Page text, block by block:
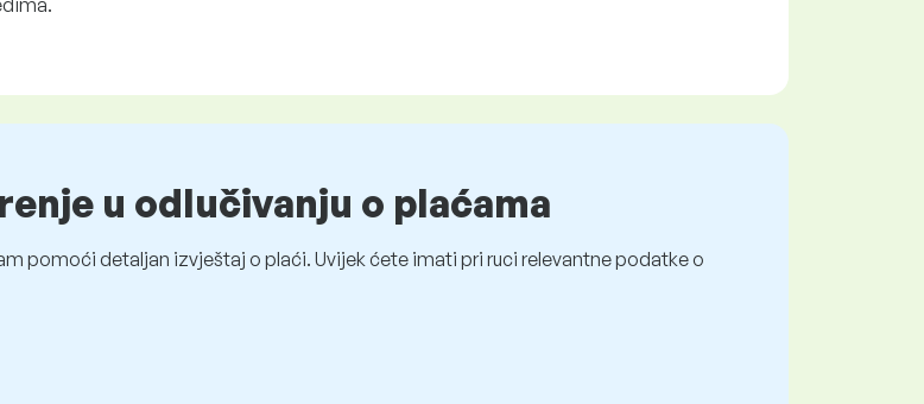
u odlučivanju o plaćama
pomoći detaljan izvještaj o plaći. Uvijek ćete imati pri ruci relevantne podatke o